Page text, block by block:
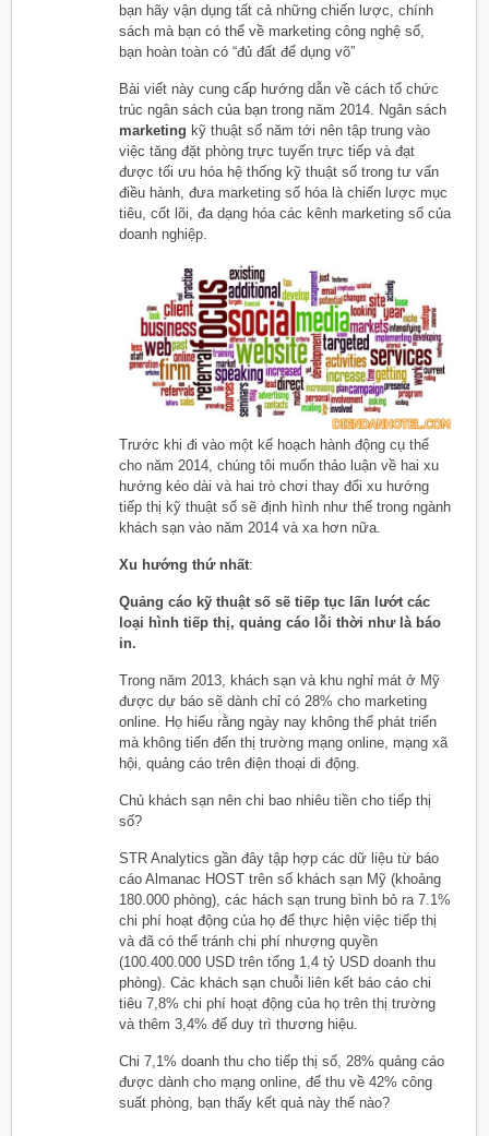
bạn hãy vận dụng tất cả những chiến lược, chính
sách mà bạn có thể về marketing công nghệ số,
bạn hoàn toàn có “đủ đất để dụng võ”
Bài viết này cung cấp hướng dẫn về cách tổ chức
trúc ngân sách của bạn trong năm 2014. Ngân sách
marketing kỹ thuật số năm tới nên tập trung vào
việc tăng đặt phòng trực tuyến trực tiếp và đạt
được tối ưu hóa hệ thống kỹ thuật số trong tư vấn
điều hành, đưa marketing số hóa là chiến lược mục
tiêu, cốt lõi, đa dạng hóa các kênh marketing số của
doanh nghiệp.
Trước khi đi vào một kế hoạch hành động cụ thể
cho năm 2014, chúng tôi muốn thảo luận về hai xu
hướng kéo dài và hai trò chơi thay đổi xu hướng
tiếp thị kỹ thuật số sẽ định hình như thế trong ngành
khách sạn vào năm 2014 và xa hơn nữa.
Xu hướng thứ nhất:
Quảng cáo kỹ thuật số sẽ tiếp tục lấn lướt các
loại hình tiếp thị, quảng cáo lỗi thời như là báo
in.
Trong năm 2013, khách sạn và khu nghỉ mát ở Mỹ
được dự báo sẽ dành chỉ có 28% cho marketing
online. Họ hiểu rằng ngày nay không thể phát triển
mà không tiến đến thị trường mạng online, mạng xã
hội, quảng cáo trên điện thoại di động.
Chủ khách sạn nên chi bao nhiêu tiền cho tiếp thị
số?
STR Analytics gần đây tập hợp các dữ liệu từ báo
cáo Almanac HOST trên số khách sạn Mỹ (khoảng
180.000 phòng), các hách sạn trung bình bỏ ra 7.1%
chi phí hoạt động của họ để thực hiện việc tiếp thị
và đã có thể tránh chi phí nhượng quyền
(100.400.000 USD trên tổng 1,4 tỷ USD doanh thu
phòng). Các khách sạn chuỗi liên kết báo cáo chi
tiêu 7,8% chi phí hoạt động của họ trên thị trường
và thêm 3,4% để duy trì thương hiệu.
Chi 7,1% doanh thu cho tiếp thị số, 28% quảng cáo
được dành cho mạng online, để thu về 42% công
suất phòng, bạn thấy kết quả này thế nào?